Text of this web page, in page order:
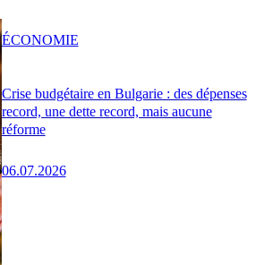
Crise budgétaire en Bulgarie : des dépenses
record, une dette record, mais aucune
réforme
06.07.2026
ÉCONOMIE